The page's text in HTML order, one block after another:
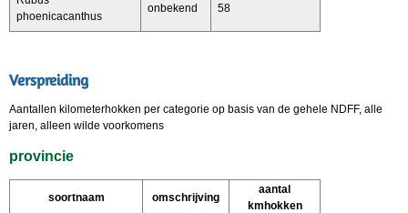
phoenicacanthus
onbekend 58
Verspreiding
Aantallen kilometerhokken per categorie op basis van de gehele NDFF, alle
jaren, alleen wilde voorkomens
provincie
soortnaam omschrijving
aantal
kmhokken